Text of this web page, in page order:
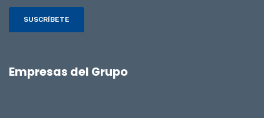
SUSCRÍBETE
Empresas del Grupo